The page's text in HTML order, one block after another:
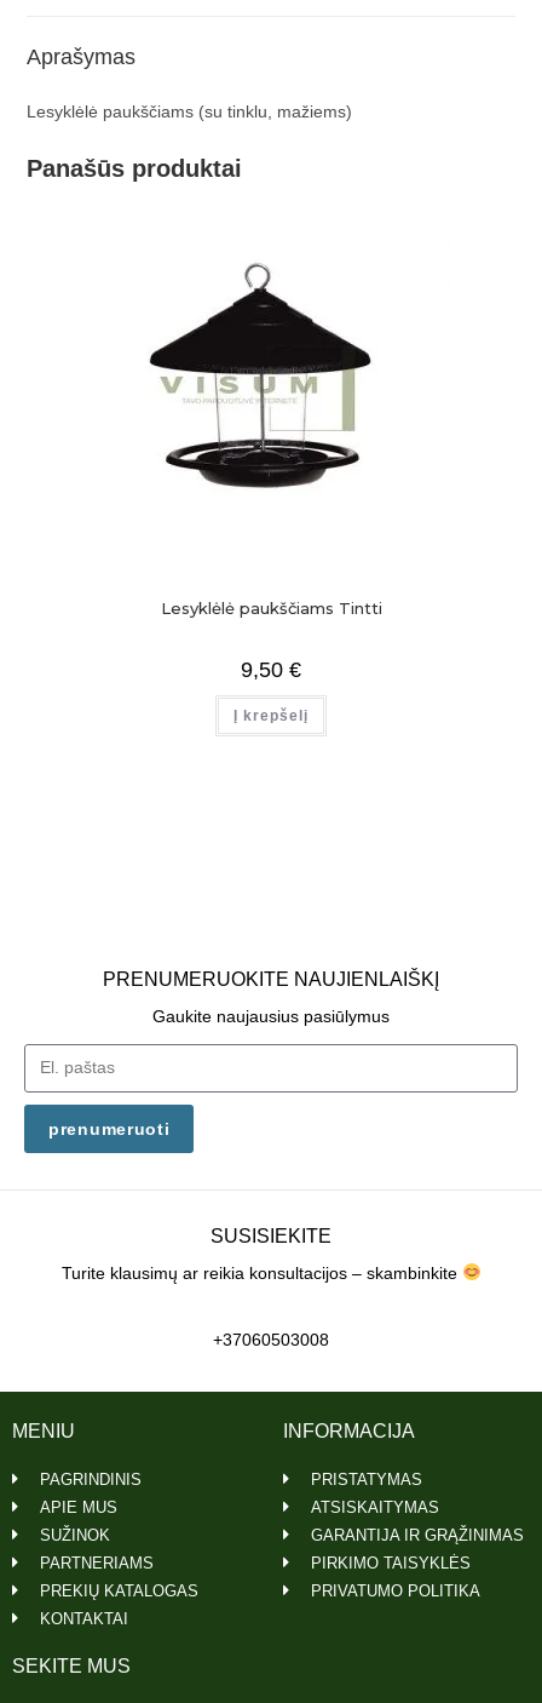
Aprašymas
Lesyklėlė paukščiams (su tinklu, mažiems)
Panašūs produktai
Lesyklėlė paukščiams Tintti
9,50 €
Į krepšelį
PRENUMERUOKITE NAUJIENLAIŠKĮ
Gaukite naujausius pasiūlymus
prenumeruoti
SUSISIEKITE
Turite klausimų ar reikia konsultacijos – skambinkite
+37060503008
SEKITE MUS
INFORMACIJA
PRISTATYMAS
ATSISKAITYMAS
GARANTIJA IR GRĄŽINIMAS
PIRKIMO TAISYKLĖS
PRIVATUMO POLITIKA
MENIU
PAGRINDINIS
APIE MUS
SUŽINOK
PARTNERIAMS
PREKIŲ KATALOGAS
KONTAKTAI